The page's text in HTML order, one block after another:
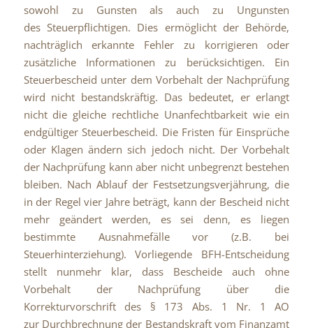
sowohl zu Gunsten als auch zu Ungunsten
des Steuerpflichtigen. Dies ermöglicht der Behörde,
nachträglich erkannte Fehler zu korrigieren oder
zusätzliche Informationen zu berücksichtigen. Ein
Steuerbescheid unter dem Vorbehalt der Nachprüfung
wird nicht bestandskräftig. Das bedeutet, er erlangt
nicht die gleiche rechtliche Unanfechtbarkeit wie ein
endgültiger Steuerbescheid. Die Fristen für Einsprüche
oder Klagen ändern sich jedoch nicht. Der Vorbehalt
der Nachprüfung kann aber nicht unbegrenzt bestehen
bleiben. Nach Ablauf der Festsetzungsverjährung, die
in der Regel vier Jahre beträgt, kann der Bescheid nicht
mehr geändert werden, es sei denn, es liegen
bestimmte Ausnahmefälle vor (z.B. bei
Steuerhinterziehung). Vorliegende BFH-Entscheidung
stellt nunmehr klar, dass Bescheide auch ohne
Vorbehalt der Nachprüfung über die
Korrekturvorschrift des § 173 Abs. 1 Nr. 1 AO
zur Durchbrechnung der Bestandskraft vom Finanzamt